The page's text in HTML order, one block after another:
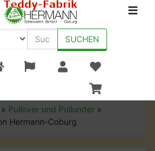
+49 (0) 9561-8590-0
SUCHEN
» Pullover und Pullunder »
Hermann-Coburg